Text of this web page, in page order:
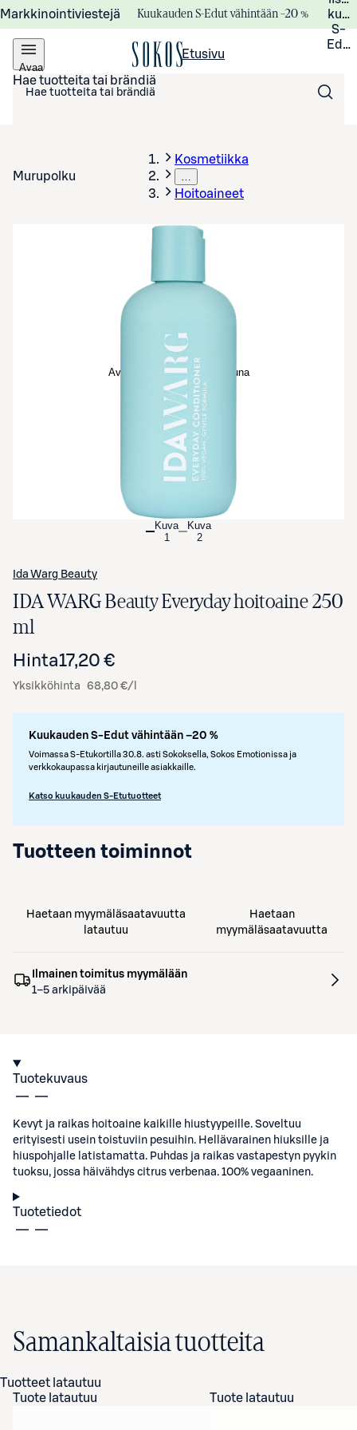
Markkinointiviestejä Kuukauden S-Edut vähintään –20 %
S-
Avaa
valikko
Etusivu
Hae tuotteita tai brändiä
Murupolku
Kosmetiikka
…
Hoitoaineet
Avaa tuotekuva suurennettuna
Kuva
1
Kuva
2
Ida Warg Beauty
IDA WARG Beauty Everyday hoitoaine 250
ml
Hinta17,20 €
Yksikköhinta 68,80 €/l
Kuukauden S-Edut vähintään –20 %
Voimassa S-Etukortilla 30.8. asti Sokoksella, Sokos Emotionissa ja
verkkokaupassa kirjautuneille asiakkaille.
Katso kuukauden S-Etutuotteet
Tuotteen toiminnot
Haetaan myymäläsaatavuutta
latautuu
Haetaan
myymäläsaatavuutta
Ilmainen toimitus myymälään
1–5 arkipäivää
Tuotekuvaus
Kevyt ja raikas hoitoaine kaikille hiustyypeille. Soveltuu
erityisesti usein toistuviin pesuihin. Hellävarainen hiuksille ja
hiuspohjalle latistamatta. Puhdas ja raikas vastapestyn pyykin
tuoksu, jossa häivähdys citrus verbenaa. 100% vegaaninen.
Tuotetiedot
Samankaltaisia tuotteita
Tuotteet latautuu
Tuote latautuu
Tuote latautuu